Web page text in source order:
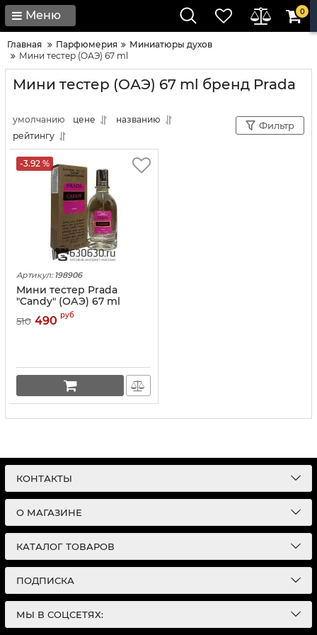
Меню 0
Главная Парфюмерия
Миниатюры духов
Мини тестер (ОАЭ) 67 ml
Мини тестер (ОАЭ) 67 ml бренд Prada
умолчанию цене
названию
рейтингу
Фильтр
-3.92 %
Артикул: 198906
Мини тестер Prada
"Candy" (ОАЭ) 67 ml
510 490 руб
КОНТАКТЫ
О МАГАЗИНЕ
КАТАЛОГ ТОВАРОВ
ПОДПИСКА
МЫ В СОЦСЕТЯХ: